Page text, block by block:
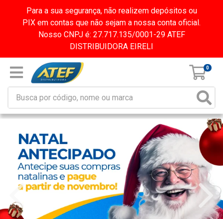
Para a sua segurança, não realizem depósitos ou
PIX em contas que não sejam a nossa conta oficial.
Nosso CNPJ é: 27.717.135/0001-29 ATEF
DISTRIBUIDORA EIRELI
0